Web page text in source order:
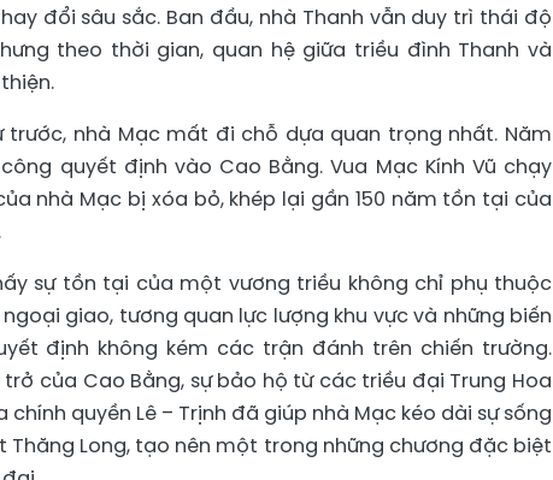
đổi sâu sắc. Ban đầu, nhà Thanh vẫn duy trì thái độ
theo thời gian, quan hệ giữa triều đình Thanh và
trước, nhà Mạc mất đi chỗ dựa quan trọng nhất. Năm
quyết định vào Cao Bằng. Vua Mạc Kính Vũ chạy
nhà Mạc bị xóa bỏ, khép lại gần 150 năm tồn tại của
sự tồn tại của một vương triều không chỉ phụ thuộc
giao, tương quan lực lượng khu vực và những biến
định không kém các trận đánh trên chiến trường.
của Cao Bằng, sự bảo hộ từ các triều đại Trung Hoa
quyền Lê – Trịnh đã giúp nhà Mạc kéo dài sự sống
Long, tạo nên một trong những chương đặc biệt